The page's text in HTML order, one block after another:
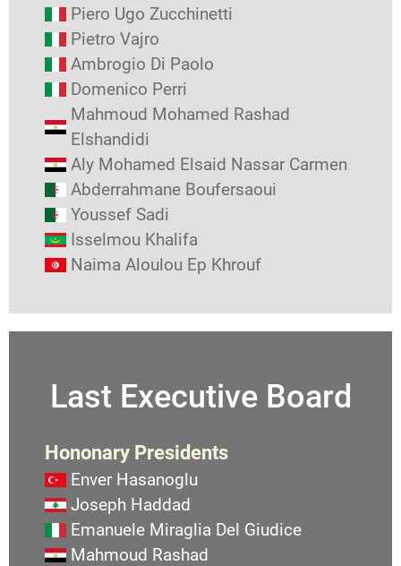
Piero Ugo Zucchinetti
Pietro Vajro
Ambrogio Di Paolo
Domenico Perri
Mahmoud Mohamed Rashad
Elshandidi
Aly Mohamed Elsaid Nassar Carmen
Abderrahmane Boufersaoui
Youssef Sadi
Isselmou Khalifa
Naima Aloulou Ep Khrouf
Last Executive Board
Hononary Presidents
Enver Hasanoglu
Joseph Haddad
Emanuele Miraglia Del Giudice
Mahmoud Rashad